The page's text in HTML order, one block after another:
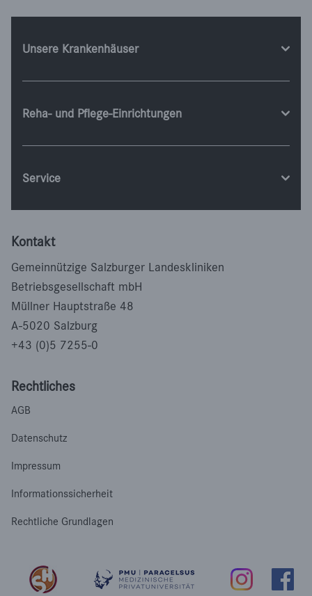
Unsere Krankenhäuser
Reha- und Pflege-Einrichtungen
Service
Kontakt
Gemeinnützige Salzburger Landeskliniken
Betriebsgesellschaft mbH
Müllner Hauptstraße 48
A-5020 Salzburg
+43 (0)5 7255-0
Rechtliches
AGB
Datenschutz
Impressum
Informationssicherheit
Rechtliche Grundlagen